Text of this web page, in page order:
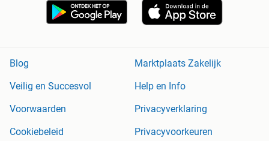
Blog
Marktplaats Zakelijk
Veilig en Succesvol
Help en Info
Voorwaarden
Privacyverklaring
Cookiebeleid
Privacyvoorkeuren